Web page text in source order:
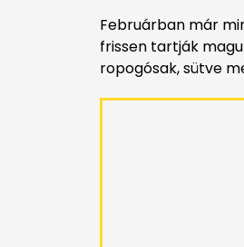
Februárban már
frissen tartják
ropogósak, sütve